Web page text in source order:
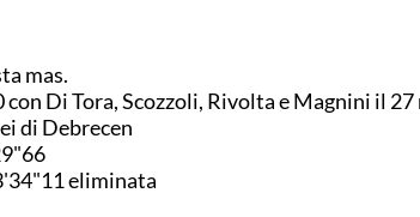
mas.
con Di Tora, Scozzoli, Rivolta e Magnini il
di Debrecen
eliminata